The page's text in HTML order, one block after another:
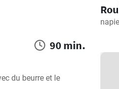
90 min.
du beurre et le